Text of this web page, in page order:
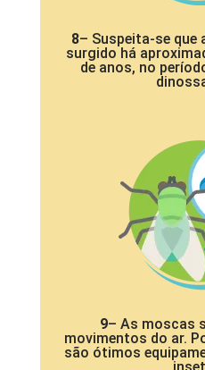
8– Suspeita-se que
surgido há
de anos, no
9– As moscas
movimentos do ar.
são ótimos